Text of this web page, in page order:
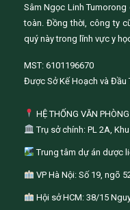
Sâm Ngọc Linh
toàn. Đồng thời, công ty
quý này trong lĩnh vực y
MST: 6101196670
Được Sở Kế Hoạch và
HỆ THỐNG VĂN
Trụ sở chính: PL 2A,
Trung tâm dự án dược
VP Hà Nội: Số 19, ngõ
Hội sở HCM: 38/15